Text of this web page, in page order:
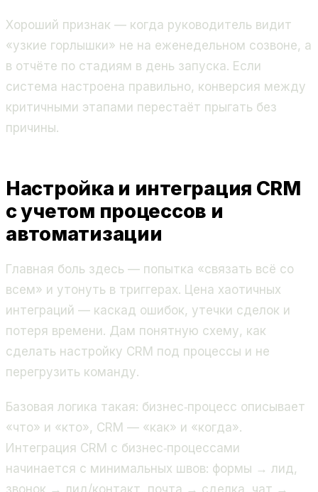
Хороший признак — когда руководитель видит
«узкие горлышки» не на еженедельном созвоне, а
в отчёте по стадиям в день запуска. Если
система настроена правильно, конверсия между
критичными этапами перестаёт прыгать без
причины.
Настройка и интеграция CRM
с учетом процессов и
автоматизации
Главная боль здесь — попытка «связать всё со
всем» и утонуть в триггерах. Цена хаотичных
интеграций — каскад ошибок, утечки сделок и
потеря времени. Дам понятную схему, как
сделать настройку CRM под процессы и не
перегрузить команду.
Базовая логика такая: бизнес‑процесс описывает
«что» и «кто», CRM — «как» и «когда».
Интеграция CRM с бизнес‑процессами
начинается с минимальных швов: формы → лид,
звонок → лид/контакт, почта → сделка, чат →